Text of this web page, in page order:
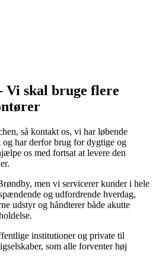
Vi skal bruge flere
så kontakt os, vi har løbende
har derfor brug for dygtige og
os med fortsat at levere den
men vi servicerer kunder i hele
og udfordrende hverdag,
udstyr og håndterer både akutte
institutioner og private til
som alle forventer høj